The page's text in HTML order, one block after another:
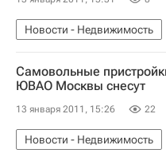
Новости - Недвижимость
Самовольные
ЮВАО Москвы снесут
13 января 2011, 15:26 22
Новости - Недвижимость